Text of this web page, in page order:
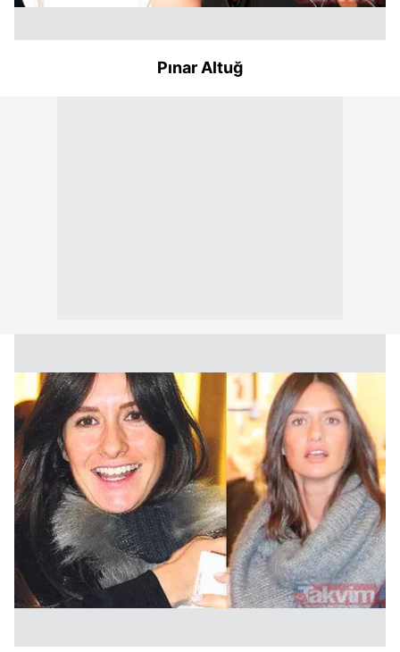
Çerezlere ilişkin tercihlerinizi aşağıda yer alan panel
ziyaret edebilirsiniz.
Pınar Altuğ